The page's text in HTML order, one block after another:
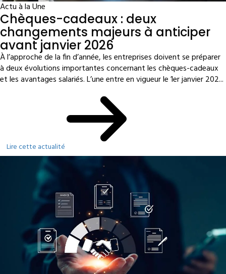
Actu à la Une
Chèques-cadeaux : deux
changements majeurs à anticiper
avant janvier 2026
À l’approche de la fin d’année, les entreprises doivent se préparer
à deux évolutions importantes concernant les chèques-cadeaux
et les avantages salariés. L’une entre en vigueur le 1er janvier 202...
Lire cette actualité